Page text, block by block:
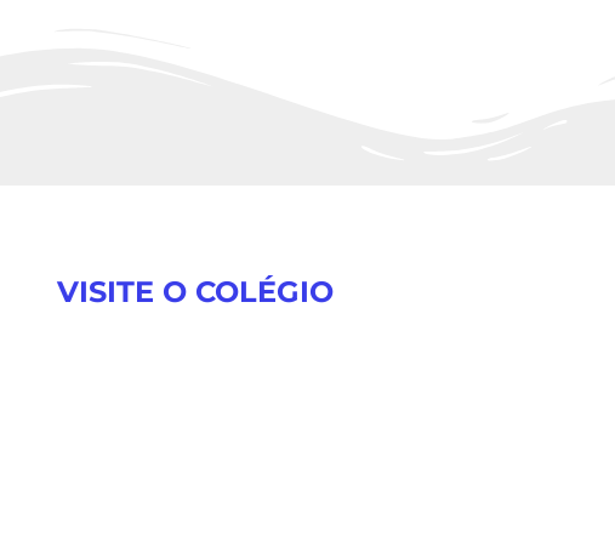
VISITE O COLÉGIO